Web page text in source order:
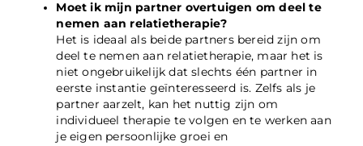
Moet ik mijn partner overtuigen om deel te
nemen aan relatietherapie?
Het is ideaal als beide partners bereid zijn om
deel te nemen aan relatietherapie, maar het is
niet ongebruikelijk dat slechts één partner in
eerste instantie geïnteresseerd is. Zelfs als je
partner aarzelt, kan het nuttig zijn om
individueel therapie te volgen en te werken aan
je eigen persoonlijke groei en